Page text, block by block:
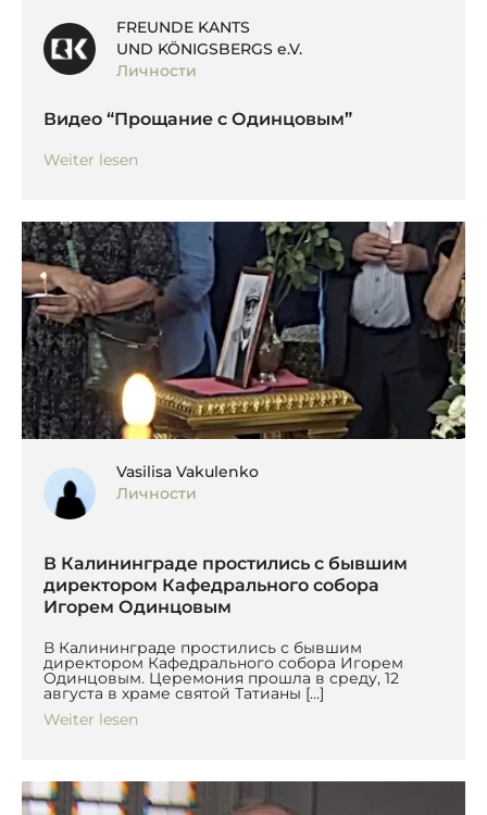
FREUNDE KANTS
UND KÖNIGSBERGS e.V.
Личности
Видео “Прощание с Одинцовым”
Weiter lesen
Vasilisa Vakulenko
Личности
В Калининграде простились с бывшим
директором Кафедрального собора
Игорем Одинцовым
В Калининграде простились с бывшим
директором Кафедрального собора Игорем
Одинцовым. Церемония прошла в среду, 12
августа в храме святой Татианы […]
Weiter lesen